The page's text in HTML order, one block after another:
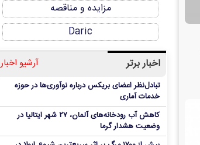
مزایده و مناقصه
Daric
اخبار برتر آرشیو اخبار
تبادل‌نظر اعضای بریکس درباره نوآوری‌ها در حوزه
خدمات آماری
کاهش آب رودخانه‌های آلمان، ۲۷ شهر ایتالیا در
وضعیت هشدار گرما